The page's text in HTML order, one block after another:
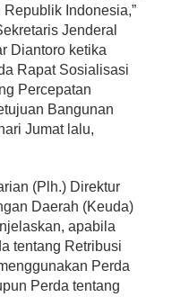
Indonesia,”
Jenderal
Diantoro ketika
Rapat Sosialisasi
Percepatan
Bangunan
Jumat lalu,
(Plh.) Direktur
Daerah (Keuda)
apabila
tentang Retribusi
Perda
Perda tentang